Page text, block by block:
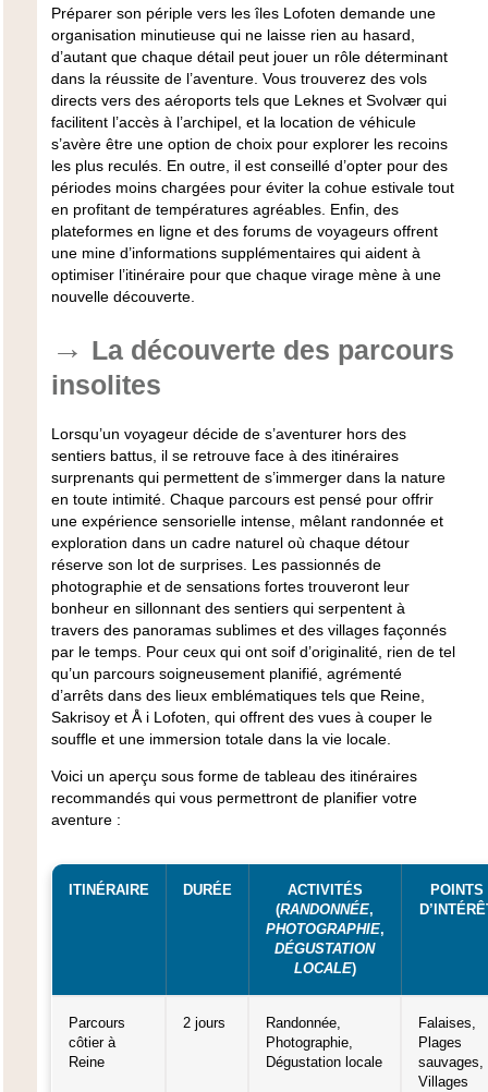
Préparer son périple vers les îles Lofoten demande une
organisation minutieuse qui ne laisse rien au hasard,
d’autant que chaque détail peut jouer un rôle déterminant
dans la réussite de l’aventure. Vous trouverez des vols
directs vers des aéroports tels que Leknes et Svolvær qui
facilitent l’accès à l’archipel, et la location de véhicule
s’avère être une option de choix pour explorer les recoins
les plus reculés. En outre, il est conseillé d’opter pour des
périodes moins chargées pour éviter la cohue estivale tout
en profitant de températures agréables. Enfin, des
plateformes en ligne et des forums de voyageurs offrent
une mine d’informations supplémentaires qui aident à
optimiser l’itinéraire pour que chaque virage mène à une
nouvelle découverte.
La découverte des parcours
insolites
Lorsqu’un voyageur décide de s’aventurer hors des
sentiers battus, il se retrouve face à des itinéraires
surprenants qui permettent de s’immerger dans la nature
en toute intimité. Chaque parcours est pensé pour offrir
une expérience sensorielle intense, mêlant randonnée et
exploration dans un cadre naturel où chaque détour
réserve son lot de surprises. Les passionnés de
photographie et de sensations fortes trouveront leur
bonheur en sillonnant des sentiers qui serpentent à
travers des panoramas sublimes et des villages façonnés
par le temps. Pour ceux qui ont soif d’originalité, rien de tel
qu’un parcours soigneusement planifié, agrémenté
d’arrêts dans des lieux emblématiques tels que Reine,
Sakrisoy et Å i Lofoten, qui offrent des vues à couper le
souffle et une immersion totale dans la vie locale.
Voici un aperçu sous forme de tableau des itinéraires
recommandés qui vous permettront de planifier votre
aventure :
ITINÉRAIRE DURÉE
ACTIVITÉS
(RANDONNÉE,
PHOTOGRAPHIE,
DÉGUSTATION
LOCALE)
POINTS
Parcours
côtier à
Reine
2 jours
Randonnée,
Photographie,
Dégustation locale
Falaises,
Plages
sauvages,
Villages